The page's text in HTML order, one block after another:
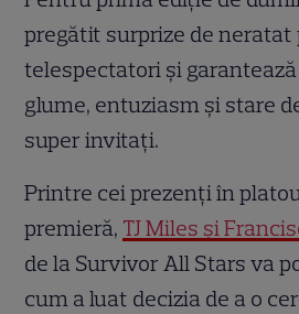
pregătit surprize de
telespectatori și
glume, entuziasm și stare
super invitați.
Printre cei prezenți în
premieră, TJ Miles și
de la Survivor All Stars va
cum a luat decizia de a o